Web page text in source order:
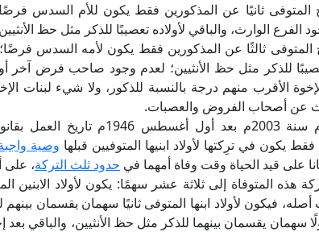
المتوفى ثانيًا عن المذكورين فقط يكون للأم السدس
الفرع الوارث، والباقي لأولاده تعصيبًا للذكر مثل حظ
المتوفى ثالثًا عن المذكورين فقط يكون لأمه السدس
للذكر مثل حظ الأنثيين؛ لعدم وجود صاحب فرض آخر
الأقرب منهم درجة بالنسبة للذكور، ولا شيء لبنات
عن أصحاب الفروض والعصبات.
يكون في ترِكتها لأولاد ابنيها المتوفيين قبلها وصية
على قيد الحياة وقت وفاة أمهما في حدود ثلث التركة، على
هذه المتوفاة إلى ثلاثة عشر سهمًا: يكون لأولاد الابنين
فيكون لأولاد ابنها المتوفى ثانيًا سهمان يقسمان بينهم
سهمان يقسمان بينهما للذكر مثل حظ الأنثيين، والباقي